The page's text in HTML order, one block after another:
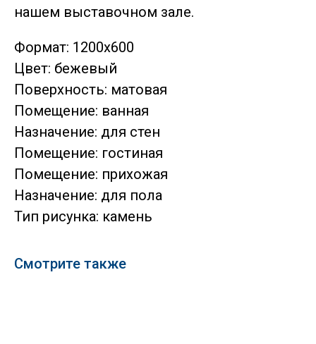
нашем выставочном зале.
Формат: 1200х600
Цвет: бежевый
Поверхность: матовая
Помещение: ванная
Назначение: для стен
Помещение: гостиная
Помещение: прихожая
Назначение: для пола
Тип рисунка: камень
Смотрите также